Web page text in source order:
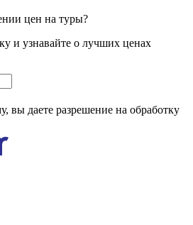
цен на туры?
и узнавайте о лучших ценах
вы даете разрешение на обработку